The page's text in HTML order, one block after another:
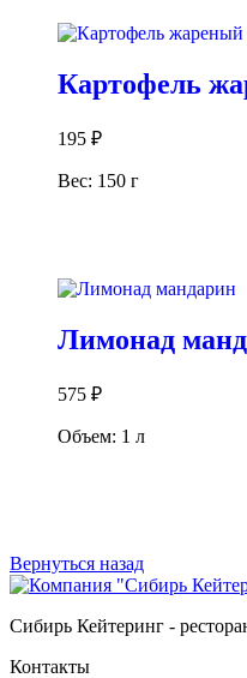
Картофель
195 ₽
Вес: 150 г
Лимонад
575 ₽
Объем: 1 л
Вернуться назад
Сибирь Кейтеринг -
Контакты